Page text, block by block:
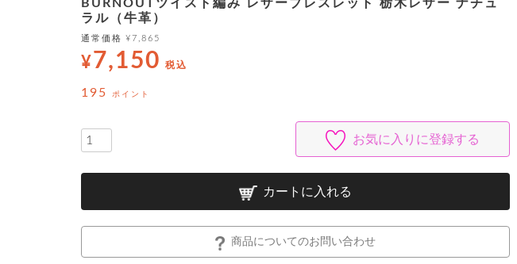
BURNOUTツイスト編み レザーブレスレット 栃木レザー ナチュ
ラル（牛革）
通常価格 ¥7,865
¥7,150 税込
195 ポイント
お気に入りに登録する
カートに入れる
商品についてのお問い合わせ